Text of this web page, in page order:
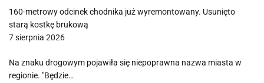
160-metrowy odcinek chodnika już wyremontowany. Usunięto
starą kostkę brukową
7 sierpnia 2026
Na znaku drogowym pojawiła się niepoprawna nazwa miasta w
regionie. "Będzie…